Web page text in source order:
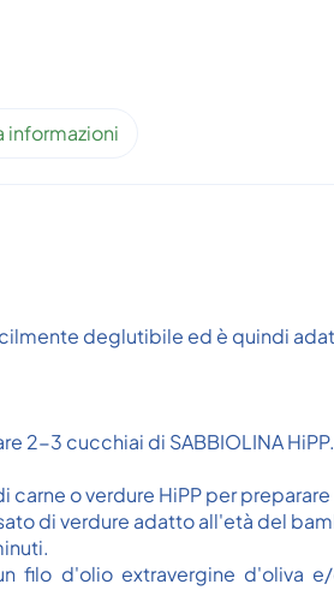
informazioni
deglutibile ed è quindi
2-3 cucchiai di SABBIOLINA HiPP.
o verdure HiPP per
di verdure adatto all'età del
filo d'olio extravergine d'oliva